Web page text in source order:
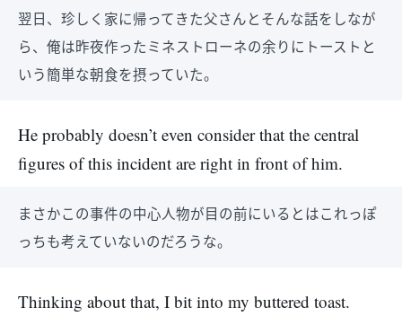
翌日、珍しく家に帰ってきた父さんとそんな話をしなが
ら、俺は昨夜作ったミネストローネの余りにトーストと
いう簡単な朝食を摂っていた。
He probably doesn’t even consider that the central
figures of this incident are right in front of him.
まさかこの事件の中心人物が目の前にいるとはこれっぽ
っちも考えていないのだろうな。
Thinking about that, I bit into my buttered toast.